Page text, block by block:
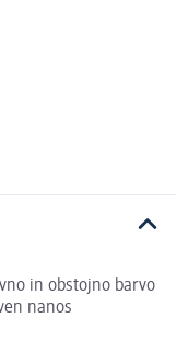
in obstojno barvo
nanos